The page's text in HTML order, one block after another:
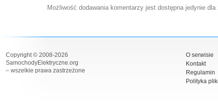
Możliwość dodawania komentarzy jest dostępna jedynie
Copyright © 2008-2026
SamochodyElektryczne.org
– wszelkie prawa zastrzeżone
O serwisie
Kontakt
Regulamin
Polityka